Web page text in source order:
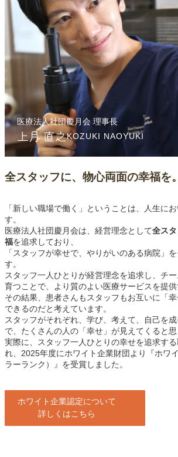
医療法人社団慶月会 理事長
上月 直之KOZUKI NAOYUKI
全スタッフに、物心両面の幸福を。
「新しい職場で働く」ということは、人生に
す。
医療法人社団慶月会は、経営理念として全ス
福を追求しており、
「スタッフが幸せで、やりがいのある病院」
す。
スタッフ一人ひとりが経営理念を追求し、チ
育つことで、より質のよい医療サービスを提供
その結果、患者さんもスタッフもお互いに「
できるのだと考えています。
スタッフがそれぞれ、学び、考えて、自己を
で、たくさんの人の「幸せ」が見えてくると思
実際に、スタッフ一人ひとりの幸せを追求す
れ、2025年度にホワイト企業財団より『ホワ
ラーランク）』を受賞しました。
ホワイト企業認定について
詳しくはこちら